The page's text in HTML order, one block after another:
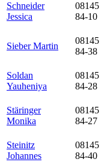
Schneider
Jessica
08145
84-10
Sieber Martin
08145
84-38
Soldan
Yauheniya
08145
84-28
Stäringer
Monika
08145
84-27
Steinitz
Johannes
08145
84-40